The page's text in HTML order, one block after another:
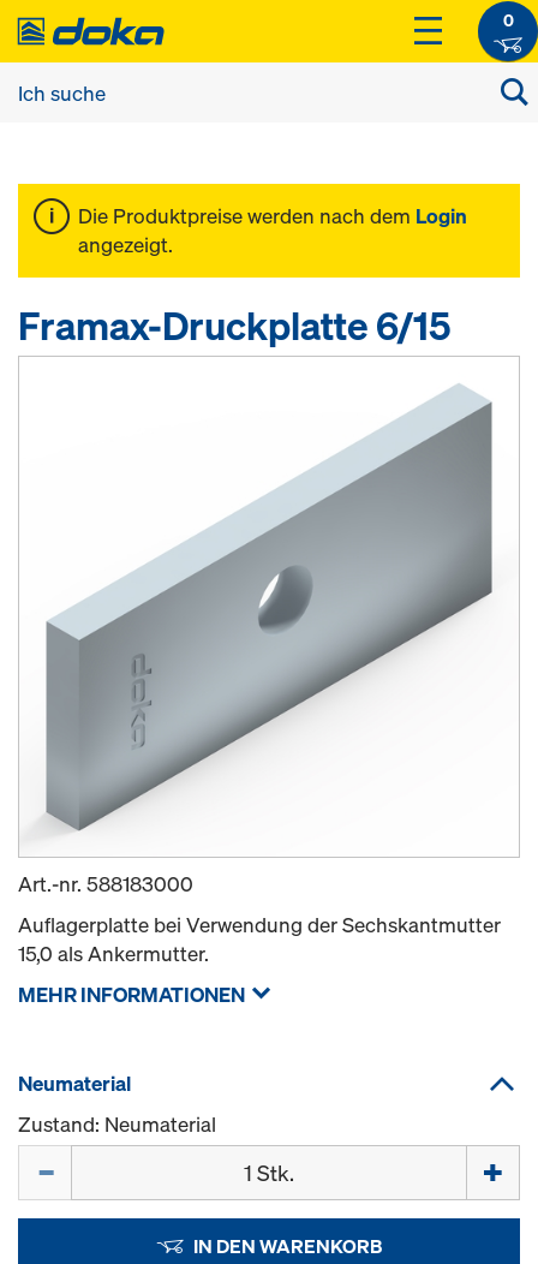
0
Die Produktpreise werden nach dem Login
angezeigt.
Framax-Druckplatte 6/15
Art.-nr. 588183000
Auflagerplatte bei Verwendung der Sechskantmutter
15,0 als Ankermutter.
MEHR INFORMATIONEN
Neumaterial
Zustand: Neumaterial
IN DEN WARENKORB